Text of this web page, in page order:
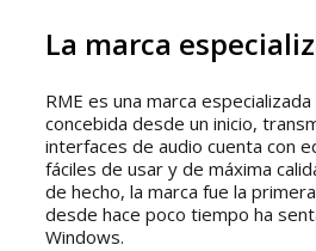
La marca
RME es una marca
concebida desde un inicio,
interfaces de audio cuenta con
fáciles de usar y de máxima
de hecho, la marca fue la
desde hace poco tiempo ha
Windows.